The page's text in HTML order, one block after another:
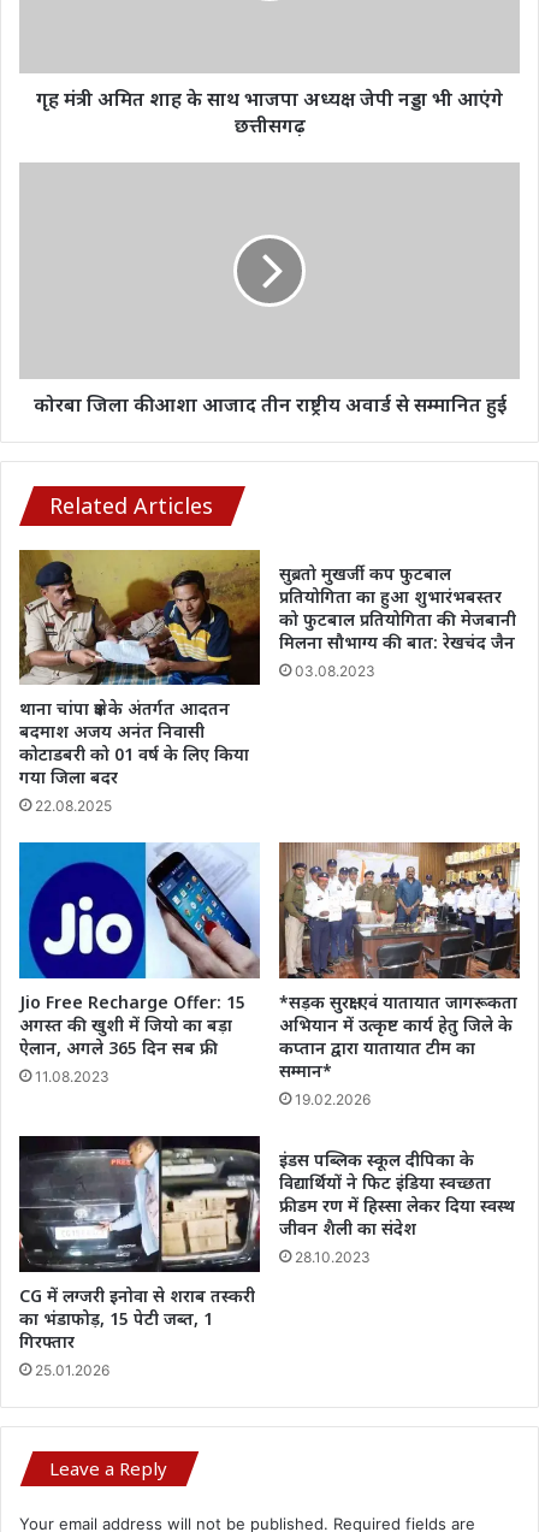
जेपी
नड्डागृह मंत्री अमित शाह के साथ भाजपा अध्यक्ष जेपी नड्डा भी आएंगे
छत्तीसगढ़
से
सम्मानित
कोरबा जिला की आशा आजाद तीन राष्ट्रीय अवार्ड से सम्मानित हुई
Related Articles
थाना चांपा क्षेत्र के अंतर्गत आदतन
बदमाश अजय अनंत निवासी
कोटाडबरी को 01 वर्ष के लिए किया
गया जिला बदर
22.08.2025
सुब्रतो मुखर्जी कप फुटबाल
प्रतियोगिता का हुआ शुभारंभबस्तर
को फुटबाल प्रतियोगिता की मेजबानी
मिलना सौभाग्य की बात: रेखचंद जैन
03.08.2023
Jio Free Recharge Offer: 15
अगस्त की खुशी में जियो का बड़ा
ऐलान, अगले 365 दिन सब फ्री
11.08.2023
*सड़क सुरक्षा एवं यातायात जागरूकता
अभियान में उत्कृष्ट कार्य हेतु जिले के
कप्तान द्वारा यातायात टीम का
सम्मान*
19.02.2026
CG में लग्जरी इनोवा से शराब तस्करी
का भंडाफोड़, 15 पेटी जब्त, 1
गिरफ्तार
25.01.2026
इंडस पब्लिक स्कूल दीपिका के
विद्यार्थियों ने फिट इंडिया स्वच्छता
फ्रीडम रण में हिस्सा लेकर दिया स्वस्थ
जीवन शैली का संदेश
28.10.2023
Leave a Reply
Your email address will not be published. Required fields are